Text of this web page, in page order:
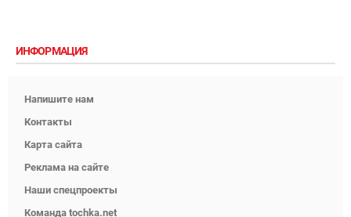
ИНФОРМАЦИЯ
Напишите нам
Контакты
Карта сайта
Реклама на сайте
Наши спецпроекты
Команда tochka.net